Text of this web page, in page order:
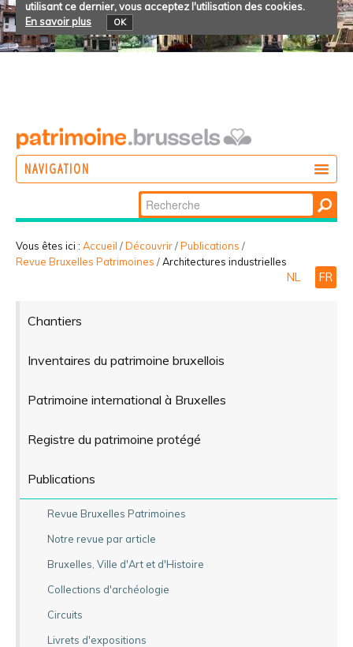
utilisant ce dernier, vous acceptez l'utilisation des cookies.
En savoir plus
OK
NAVIGATION
PARTICIPER
Chercher par
Recherche
avancée…
Vous êtes ici : Accueil /Découvrir/Publications /
Revue Bruxelles Patrimoines /Architectures industrielles
NL FR
Chantiers
Inventaires du patrimoine bruxellois
Patrimoine international à Bruxelles
Registre du patrimoine protégé
Publications
Revue Bruxelles Patrimoines
Notre revue par article
Bruxelles, Ville d'Art et d'Histoire
Collections d'archéologie
Circuits
Livrets d'expositions